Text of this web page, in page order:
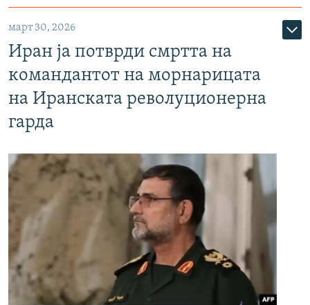
март 30, 2026
Иран ја потврди смртта на
командантот на морнарицата
на Иранската револуционерна
гарда